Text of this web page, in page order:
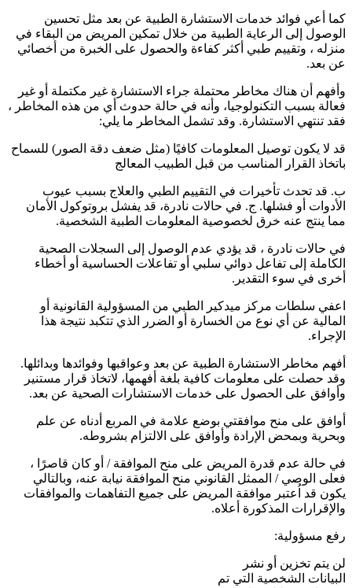
كما أعي فوائد خدمات الاستشارة الطبية عن بعد مثل تحسين
الوصول إلى الرعاية الطبية من خلال تمكين المريض من البقاء في
منزله ، وتقييم طبي أكثر كفاءة والحصول على الخبرة من أخصائي
عن بعد.
وأفهم أن هناك مخاطر محتملة جراء الاستشارة غير مكتملة أو غير
فعالة بسبب التكنولوجيا، وأنه في حالة حدوث أي من هذه المخاطر ،
فقد تنتهي الاستشارة. وقد تشمل المخاطر ما يلي:
قد لا يكون توصيل المعلومات كافيًا (مثل ضعف دقة الصور) للسماح
باتخاذ القرار المناسب من قبل الطبيب المعالج
ب. قد تحدث تأخيرات في التقييم الطبي والعلاج بسبب عيوب
الأدوات أو فشلها. ج. في حالات نادرة، قد يفشل بروتوكول الأمان
مما ينتج عنه خرق لخصوصية المعلومات الطبية الشخصية.
في حالات نادرة ، قد يؤدي عدم الوصول إلى السجلات الصحية
الكاملة إلى تفاعل دوائي سلبي أو تفاعلات الحساسية أو أخطاء
أخرى في سوء التقدير.
اعفي سلطات مركز ميدكير الطبي من المسؤولية القانونية أو
المالية عن أي نوع من الخسارة أو الضرر الذي تتكبد نتيجة هذا
الإجراء.
أفهم مخاطر الاستشارة الطبية عن بعد وعواقبها وفوائدها وبدائلها.
وقد حصلت على معلومات كافية بلغة أفهمها، لاتخاذ قرار مستنير
وأوافق على الحصول على خدمات الاستشارات الصحية عن بعد.
أوافق على منح موافقتي بوضع علامة في المربع أدناه عن علم
وبحرية وبمحض الإرادة وأوافق على الالتزام بشروطه.
في حالة عدم قدرة المريض على منح الموافقة / أو كان قاصرًا ،
فعلى الوصي / الممثل القانوني منح الموافقة نيابة عنه، وبالتالي
يكون قد اُعتبر موافقة المريض على جميع التفاهمات والموافقات
والإقرارات المذكورة أعلاه.
رفع مسؤولية:
لن يتم تخزين أو نشر
البيانات الشخصية التي تم